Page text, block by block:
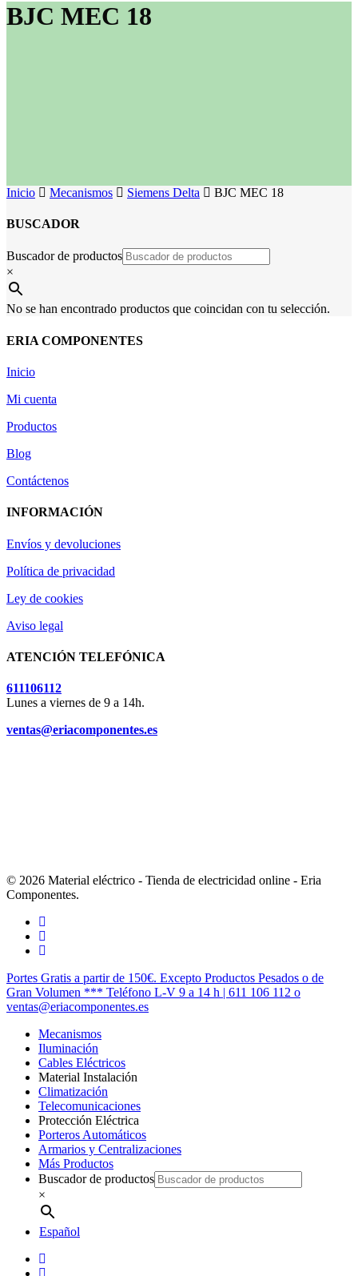
BJC MEC 18
Inicio Mecanismos Siemens Delta BJC MEC 18
BUSCADOR
Buscador de productos
×
No se han encontrado productos que coincidan con tu selección.
ERIA COMPONENTES
Inicio
Mi cuenta
Productos
Blog
Contáctenos
INFORMACIÓN
Envíos y devoluciones
Política de privacidad
Ley de cookies
Aviso legal
ATENCIÓN TELEFÓNICA
611106112
Lunes a viernes de 9 a 14h.
ventas@eriacomponentes.es
© 2026 Material eléctrico - Tienda de electricidad online - Eria
Componentes.
twitter
facebook
instagram
Cerrar
Menú
Portes Gratis a partir de 150€. Excepto Productos Pesados o de
Gran Volumen *** Teléfono L-V 9 a 14 h | 611 106 112 o
ventas@eriacomponentes.es
Mecanismos
Iluminación
Cables Eléctricos
Material Instalación
Climatización
Telecomunicaciones
Protección Eléctrica
Porteros Automáticos
Armarios y Centralizaciones
Más Productos
Buscador de productos
×
Español
twitter
facebook